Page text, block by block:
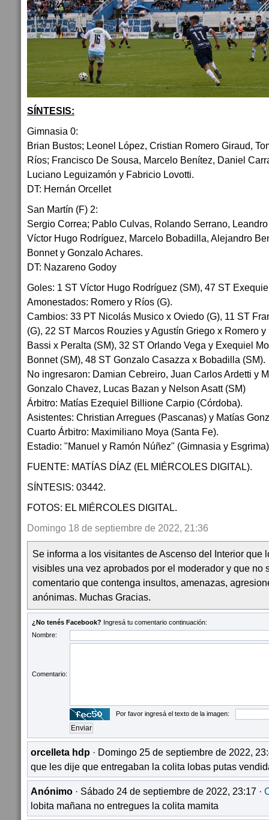
SÍNTESIS:
Gimnasia 0:
Brian Bustos; Leonel López, Cristian Romero Giraud,
Ríos; Francisco De Sousa, Marcelo Benítez, Daniel
Luciano Leguizamón y Fabricio Lovotti.
DT: Hernán Orcellet
San Martín (F) 2:
Sergio Correa; Pablo Culvas, Rolando Serrano,
Víctor Hugo Rodríguez, Marcelo Bobadilla, Alejandro
Bonnet y Gonzalo Achares.
DT: Nazareno Godoy
Goles: 1 ST Víctor Hugo Rodríguez (SM), 47 ST
Amonestados: Romero y Ríos (G).
Cambios: 33 PT Nicolás Musico x Oviedo (G), 11 ST
(G), 22 ST Marcos Rouzies y Agustín Griego x Romero
Bassi x Peralta (SM), 32 ST Orlando Vega y Exequiel
Bonnet (SM), 48 ST Gonzalo Casazza x Bobadilla (SM).
No ingresaron: Damian Cebreiro, Juan Carlos Ardetti y
Gonzalo Chavez, Lucas Bazan y Nelson Asatt (SM)
Árbitro: Matías Ezequiel Billione Carpio (Córdoba).
Asistentes: Christian Arregues (Pascanas) y Matías
Cuarto Árbitro: Maximiliano Moya (Santa Fe).
Estadio: "Manuel y Ramón Núñez" (Gimnasia y
FUENTE: MATÍAS DÍAZ (EL MIÉRCOLES DIGITAL).
SÍNTESIS: 03442.
FOTOS: EL MIÉRCOLES DIGITAL.
Domingo 18 de septiembre de 2022, 21:36
Se informa a los visitantes de Ascenso del Interior que
visibles una vez aprobados por el moderador y que no
comentario que contenga insultos, amenazas,
anónimas. Muchas Gracias.
¿No tenés Facebook? Ingresá tu comentario continuación:
Nombre:
Comentario:
Por favor ingresá el texto de la imagen:
orcelleta hdp · Domingo 25 de septiembre de 2022,
que les dije que entregaban la colita lobas putas
Anónimo · Sábado 24 de septiembre de 2022, 23:17 ·
lobita mañana no entregues la colita mamita